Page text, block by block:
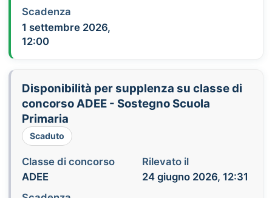
Scadenza
1 settembre 2026,
12:00
Disponibilità per supplenza su classe di
concorso ADEE - Sostegno Scuola
Primaria
Scaduto
Classe di concorso
ADEE
Rilevato il
24 giugno 2026, 12:31